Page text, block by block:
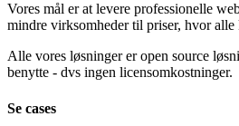
Vores mål er at levere professionelle
mindre virksomheder til priser, hvor
Alle vores løsninger er open source
benytte - dvs ingen licensomkostninger.
Se cases